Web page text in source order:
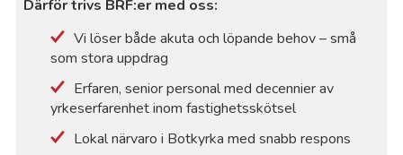
Därför trivs BRF:er med oss:
Vi löser både akuta och löpande behov – små
som stora uppdrag
Erfaren, senior personal med decennier av
yrkeserfarenhet inom fastighetsskötsel
Lokal närvaro i Botkyrka med snabb respons